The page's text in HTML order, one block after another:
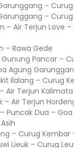
–
– Curug
– Air Terjun Love –
– Rawa Gede
Gunung Pancar –
Agung
Ilalang – Curug
Air Terjun
– Air Terjun
Puncak Dua –
– Curug Kembar
Lieuk – Curug